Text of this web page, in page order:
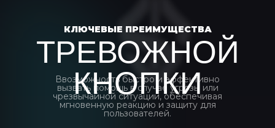
КЛЮЧЕВЫЕ ПРЕИМУЩЕСТВА
ТРЕВОЖНОЙ
КНОПКИ
Ввозможность быстро и эффективно
вызвать помощь в случае угрозы или
чрезвычайной ситуации, обеспечивая
мгновенную реакцию и защиту для
пользователей.